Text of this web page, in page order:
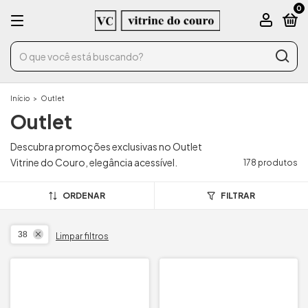
0
Início > Outlet
Outlet
Descubra promoções exclusivas no Outlet
Vitrine do Couro, elegância acessível.
178 produtos
ORDENAR FILTRAR
38 Limpar filtros